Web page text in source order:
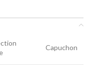
Capuchon